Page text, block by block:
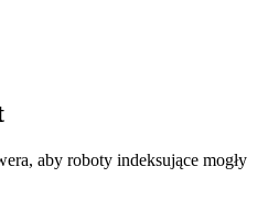
aby roboty indeksujące mogły